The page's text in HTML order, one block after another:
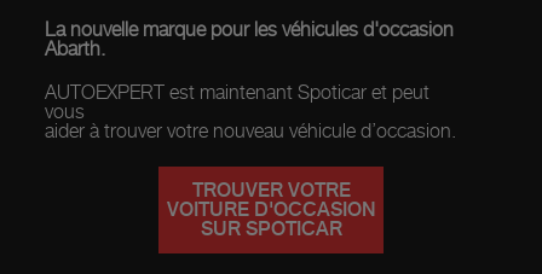
La nouvelle marque pour les véhicules d'occasion
Abarth.
AUTOEXPERT est maintenant Spoticar et peut
vous
aider à trouver votre nouveau véhicule d’occasion.
TROUVER VOTRE
VOITURE D'OCCASION
SUR SPOTICAR